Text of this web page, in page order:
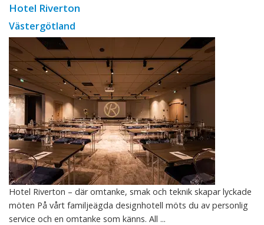
Hotel Riverton
Västergötland
Hotel Riverton – där omtanke, smak och teknik skapar lyckade
möten På vårt familjeägda designhotell möts du av personlig
service och en omtanke som känns. All ...